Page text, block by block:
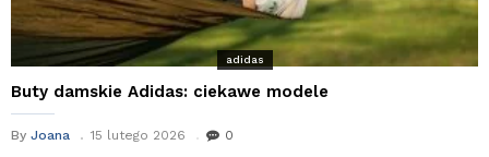
adidas
Buty damskie Adidas: ciekawe modele
By Joana 15 lutego 2026 0